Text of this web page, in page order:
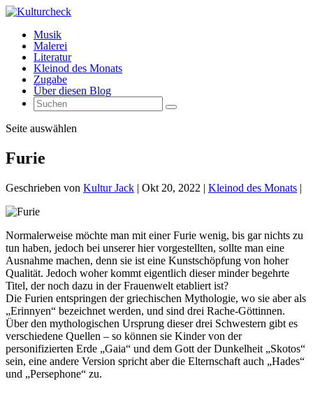
Musik
Malerei
Literatur
Kleinod des Monats
Zugabe
Über diesen Blog
Seite auswählen
Furie
Geschrieben von Kultur Jack | Okt 20, 2022 | Kleinod des Monats |
Normalerweise möchte man mit einer Furie wenig, bis gar nichts zu
tun haben, jedoch bei unserer hier vorgestellten, sollte man eine
Ausnahme machen, denn sie ist eine Kunstschöpfung von hoher
Qualität. Jedoch woher kommt eigentlich dieser minder begehrte
Titel, der noch dazu in der Frauenwelt etabliert ist?
Die Furien entspringen der griechischen Mythologie, wo sie aber als
„Erinnyen“ bezeichnet werden, und sind drei Rache-Göttinnen.
Über den mythologischen Ursprung dieser drei Schwestern gibt es
verschiedene Quellen – so können sie Kinder von der
personifizierten Erde „Gaia“ und dem Gott der Dunkelheit „Skotos“
sein, eine andere Version spricht aber die Elternschaft auch „Hades“
und „Persephone“ zu.